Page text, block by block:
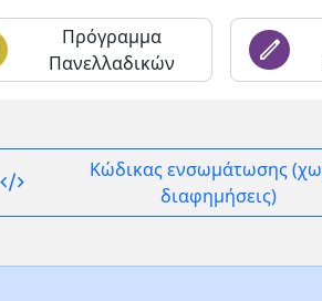
Πρόγραμμα
Πανελλαδικών
edit
code_xml
Κώδικας ενσωμάτωσης
διαφημήσεις)